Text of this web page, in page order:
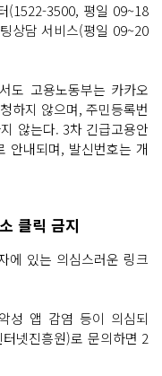
(1522-3500, 평일 09~18
상담 서비스(평일 09~20
도 고용노동부는 카카오
하지 않으며, 주민등록번
않는다. 3차 긴급고용안
안내되며, 발신번호는 개
클릭 금지
에 있는 의심스러운 링크
성 앱 감염 등이 의심되
넷진흥원)로 문의하면 2